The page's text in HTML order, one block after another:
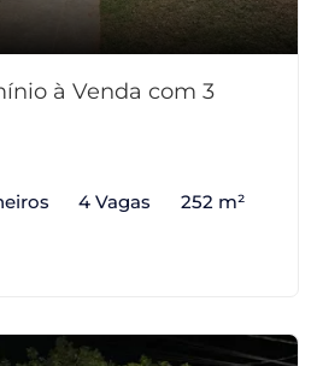
à Venda com 3
4 Vagas 252 m²